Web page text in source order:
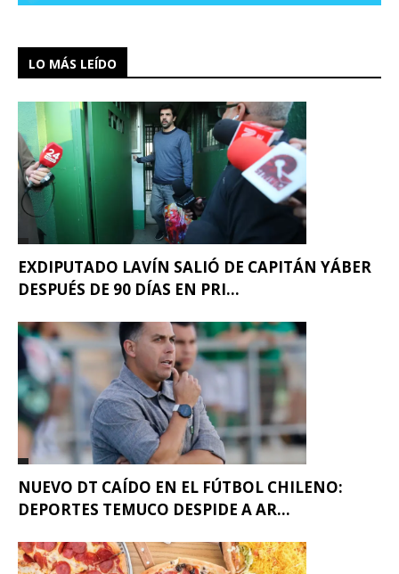
LO MÁS LEÍDO
EXDIPUTADO LAVÍN SALIÓ DE CAPITÁN YÁBER
DESPUÉS DE 90 DÍAS EN PRI...
NUEVO DT CAÍDO EN EL FÚTBOL CHILENO:
DEPORTES TEMUCO DESPIDE A AR...